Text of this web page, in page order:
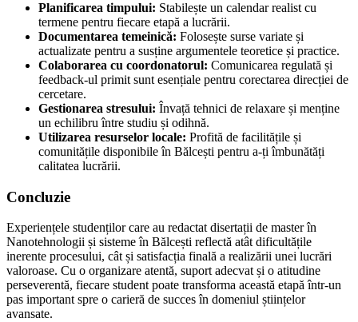
Planificarea timpului: Stabilește un calendar realist cu
termene pentru fiecare etapă a lucrării.
Documentarea temeinică: Folosește surse variate și
actualizate pentru a susține argumentele teoretice și practice.
Colaborarea cu coordonatorul: Comunicarea regulată și
feedback-ul primit sunt esențiale pentru corectarea direcției de
cercetare.
Gestionarea stresului: Învață tehnici de relaxare și menține
un echilibru între studiu și odihnă.
Utilizarea resurselor locale: Profită de facilitățile și
comunitățile disponibile în Bălcești pentru a-ți îmbunătăți
calitatea lucrării.
Concluzie
Experiențele studenților care au redactat disertații de master în
Nanotehnologii și sisteme în Bălcești reflectă atât dificultățile
inerente procesului, cât și satisfacția finală a realizării unei lucrări
valoroase. Cu o organizare atentă, suport adecvat și o atitudine
perseverentă, fiecare student poate transforma această etapă într-un
pas important spre o carieră de succes în domeniul științelor
avansate.